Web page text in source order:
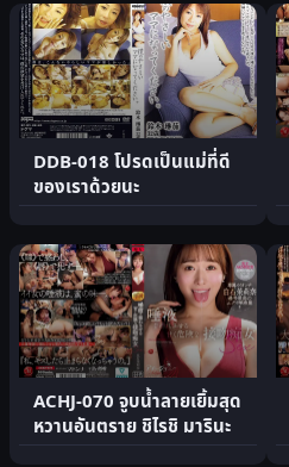
DDB-018 โปรดเป็นแม่ที่ดี
ของเราด้วยนะ
ACHJ-070 จูบน้ำลายเยิ้มสุด
หวานอันตราย ชิไรชิ มารินะ